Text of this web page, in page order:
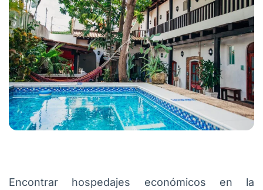
Encontrar hospedajes económicos en la